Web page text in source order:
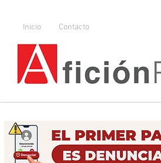
Inicio Contacto